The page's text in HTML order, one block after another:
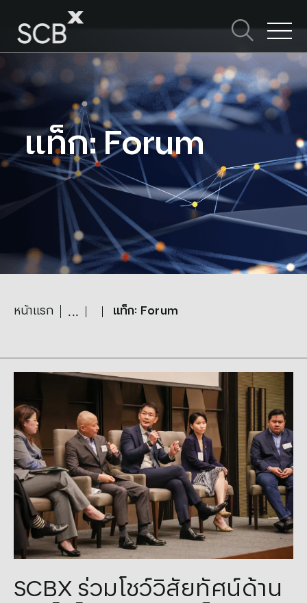
content
ค้นหาใน SCBX
Search
for:
แท็ก: Forum
หน้าแรก แท็ก: Forum
Tags: Blockchain, Forum,SCBX
SCBX ร่วมโชว์วิสัยทัศน์ด้าน